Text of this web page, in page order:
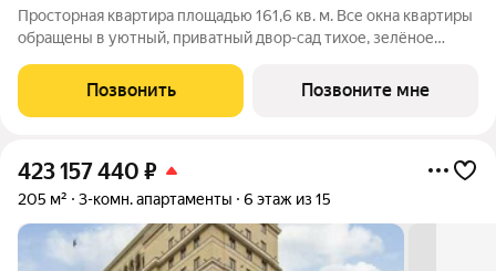
Просторная квартира площадью 161,6 кв. м. Все окна квартиры
обращены в уютный, приватный двор-сад тихое, зелёное
атмосфера уединения и спокойствия. Продуманная
планировка позволяет разместить 3
Позвонить Позвоните мне
423 157 440 ₽
205 м² 3-комн. апартаменты 6 этаж из 15